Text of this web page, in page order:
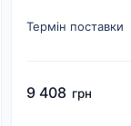
Термін поставки
9 408 грн